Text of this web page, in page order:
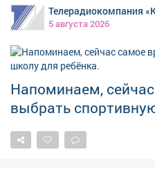
спортивные школы и
соревнования, а
представляют область на
международной аренах. В карточках расскажем об
истории бокса, его
спортсменах, чьи
спортивной истории
Телерадиокомпания
5 августа 2026
Напоминаем,
выбрать